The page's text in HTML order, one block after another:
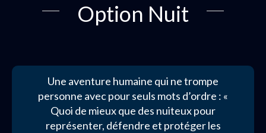
Option Nuit
Une aventure humaine qui ne trompe
personne avec pour seuls mots d’ordre : «
Quoi de mieux que des nuiteux pour
représenter, défendre et protéger les